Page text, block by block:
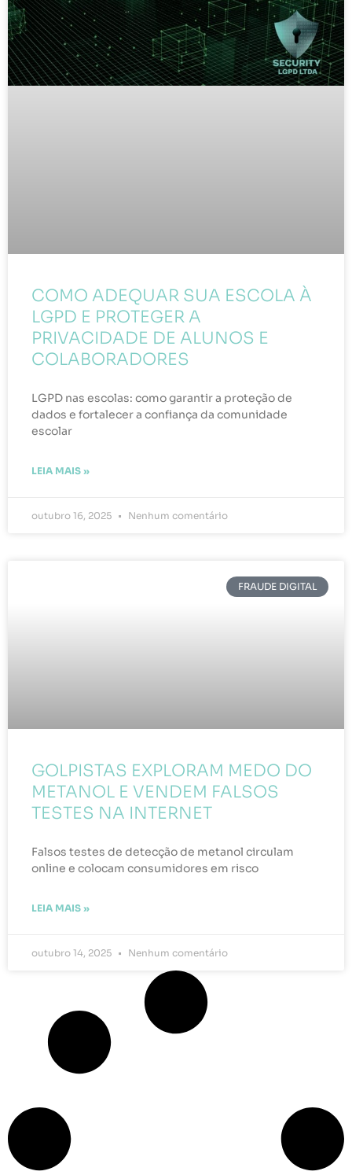
COMO ADEQUAR SUA ESCOLA À
LGPD E PROTEGER A
PRIVACIDADE DE ALUNOS E
COLABORADORES
LGPD nas escolas: como garantir a proteção de
dados e fortalecer a confiança da comunidade
escolar
LEIA MAIS »
outubro 16, 2025 Nenhum comentário
FRAUDE DIGITAL
GOLPISTAS EXPLORAM MEDO DO
METANOL E VENDEM FALSOS
TESTES NA INTERNET
Falsos testes de detecção de metanol circulam
online e colocam consumidores em risco
LEIA MAIS »
outubro 14, 2025 Nenhum comentário